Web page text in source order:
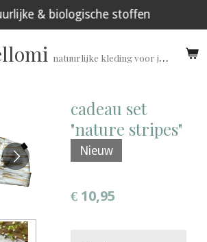
natuurlijke kleding voor jouw prematuur!
& biologische stoffen
cadeau set
"nature stripes"
Nieuw
€ 10,95